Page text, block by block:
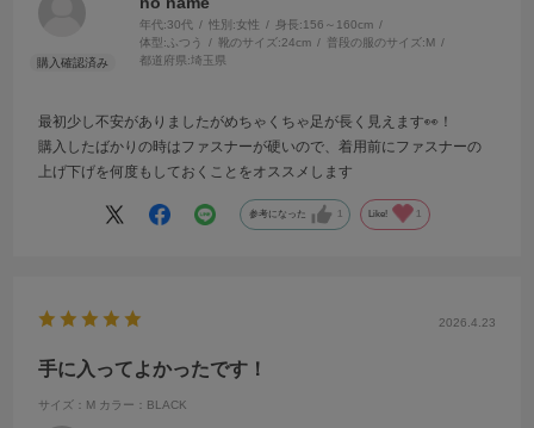
年代:30代 性別:女性 身長:156～160cm
体型: ふつう 靴のサイズ:24cm 普段の服のサイズ:M
都道府県:埼玉県
最初少し不安がありましたがめちゃくちゃ足が長く見えます👀！
購入したばかりの時はファスナーが硬いので、着用前にファスナーの
上げ下げを何度もしておくことをオススメします
参考になった 1 Like! 1
2026.4.23
手に入ってよかったです！
サイズ：M カラー：BLACK